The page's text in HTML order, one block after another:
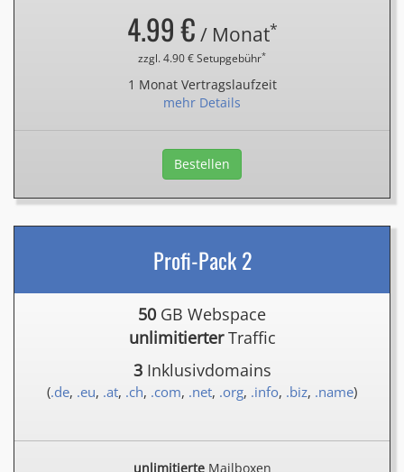
4.99 € / Monat*
zzgl. 4.90 € Setupgebühr*
1 Monat Vertragslaufzeit
mehr Details
Bestellen
Profi-Pack 2
50 GB Webspace
unlimitierterTraffic
3Inklusivdomains
(.de, .eu, .at, .ch, .com, .net, .org, .info, .biz, .name)
unlimitierteMailboxen